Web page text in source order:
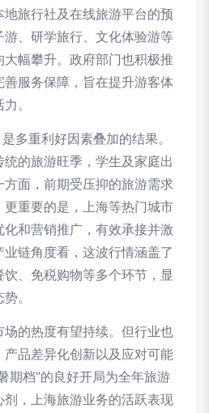
旅行社及在线旅游平台的预
、研学旅行、文化体验游等
幅攀升。政府部门也积极推
服务保障，旨在提升游客体
。
多重利好因素叠加的结果。
的旅游旺季，学生及家庭出
面，前期受压抑的旅游需求
重要的是，上海等热门城市
和营销推广，有效承接并激
链角度看，这波行情涵盖了
、免税购物等多个环节，显
。
场的热度有望持续。但行业也
品差异化创新以及应对可能
期档”的良好开局为全年旅游
，上海旅游业务的活跃表现